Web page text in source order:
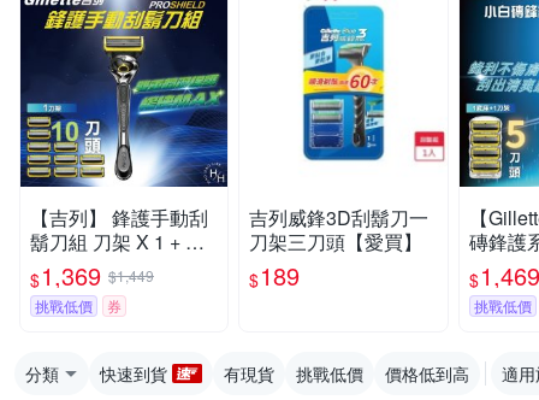
【吉列】 鋒護手動刮
鬍刀組 刀架 X 1 + 刀
頭 X 10
$1,369 $1,449
挑戰低價
券
吉列威鋒3D刮鬍刀一
刀架三刀頭【愛買】
$189
【
磚鋒護
刀
$1,469
挑戰低價
分類 快速到貨 有現貨 挑戰低價 價格低到高 適